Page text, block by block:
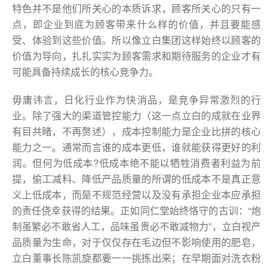
特色并不是他们所关心的本质诉求，顾客所关心的只有一
点，即企业到底为顾客带来什么样的价值，并且要能感
受、体验到这些价值。所以像立白集团这样始终以顾客的
价值为导向，扎扎实实为顾客需求和期待服务的企业才有
可能具备持续成长的核心竞争力。
毋庸讳言，日化行业作为快消品，是竞争异常激烈的行
业。除了强大的渠道管控能力（这一点立白的成就在业界
有目共睹，不再赘述），成本控制能力是企业比拼的核心
能力之一。通常而言谁的成本更低，谁就能获得更好的利
润。但何为低成本?低成本绝不能以牺牲消费者利益为前
提，偷工减料、降低产品质量的所谓的低成本不是真正意
义上低成本，而是不规范经营以及没有承担企业本应承担
的责任侥幸获得的结果。正如同仁堂始终恪守的古训：“炮
制虽繁必不敢省人工，品味虽贵必不敢减物力”，立白视产
品质量为生命，对于仅仅存在毛边但不影响使用的肥皂，
立白董事长陈凯旋都要一一挑拣出来；在早期面对洗衣粉